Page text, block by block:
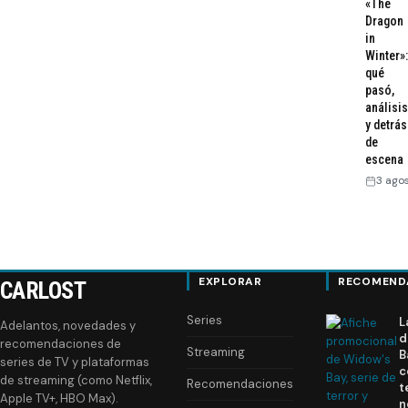
«The
Dragon
in
Winter»:
qué
pasó,
análisis
y detrás
de
escena
3
CARLOST
Adelantos, novedades y
recomendaciones de
series de TV y plataformas
de streaming (como Netflix,
Apple TV+, HBO Max).
EXPLORAR
Series
Streaming
Recomendaciones